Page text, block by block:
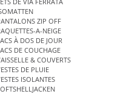
ZIP OFF
A-NEIGE
À DOS DE JOUR
DE COUCHAGE
& COUVERTS
DE PLUIE
ISOLANTES